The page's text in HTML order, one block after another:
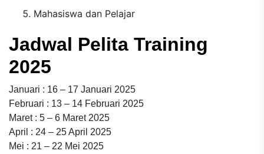
Mahasiswa dan Pelajar
Jadwal Pelita Training
2025
Januari : 16 – 17 Januari 2025
Februari : 13 – 14 Februari 2025
Maret : 5 – 6 Maret 2025
April : 24 – 25 April 2025
Mei : 21 – 22 Mei 2025